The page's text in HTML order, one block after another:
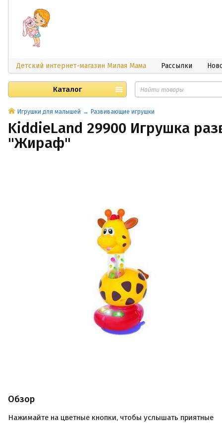
Детский интернет-магазин Милая Мама Рассылки
Каталог
Игрушки для малышей Развивающие игрушки
KiddieLand 29900 Игрушка
"Жираф"
Обзор
Нажимайте на цветные кнопки, чтобы услышать приятные